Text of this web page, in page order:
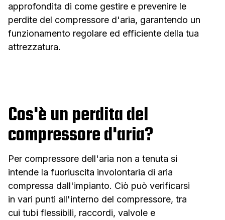
approfondita di come gestire e prevenire le
perdite del compressore d'aria, garantendo un
funzionamento regolare ed efficiente della tua
attrezzatura.
Cos'è un perdita del
compressore d'aria?
Per compressore dell'aria non a tenuta si
intende la fuoriuscita involontaria di aria
compressa dall'impianto. Ciò può verificarsi
in vari punti all'interno del compressore, tra
cui tubi flessibili, raccordi, valvole e